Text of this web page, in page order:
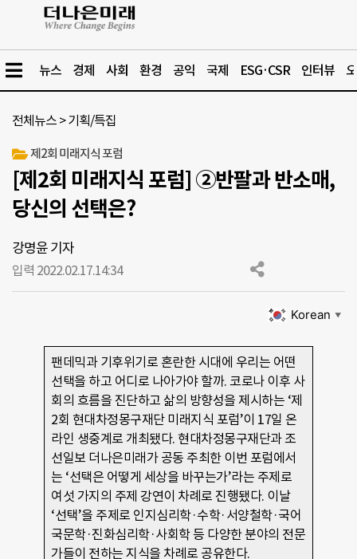
뉴스 경제 사회 환경 공익 국제 ESG·CSR 인터뷰
전체뉴스 >기획/특집
제2회 미래지식 포럼
[제2회 미래지식 포럼] ②반팔과 반소매,
당신의 선택은?
강명윤 기자
입력 2022.02.17.14:34
Korean ▼
팬데믹과 기후위기로 혼란한 시대에 우리는 어떤
선택을 하고 어디로 나아가야 할까. 코로나 이후 사
회의 흐름을 진단하고 삶의 방향성을 제시하는 ‘제
2회 현대차정몽구재단 미래지식 포럼’이 17일 온
라인 생중계로 개최됐다. 현대차정몽구재단과 조
선일보 더나은미래가 공동 주최한 이번 포럼에서
는 ‘선택은 어떻게 세상을 바꾸는가’라는 주제로
여섯 가지의 주제 강연이 차례로 진행됐다. 이날
‘선택’을 주제로 인지심리학·수학·서양철학·국어
국문학·진화심리학·사회학 등 다양한 분야의 전문
가들이 전하는 지식을 차례로 공유한다.